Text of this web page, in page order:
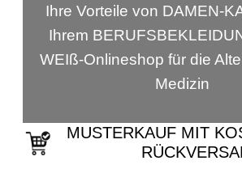
Ihre Vorteile von DAMEN-
Ihrem
WEIß-Onlineshop für die
Medizin
MUSTERKAUF MIT